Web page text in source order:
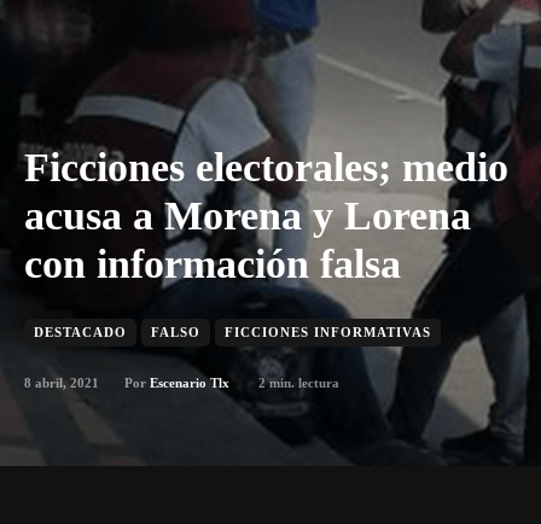
Ficciones electorales; medio
acusa a Morena y Lorena
con información falsa
DESTACADO FALSO FICCIONES INFORMATIVAS
8 abril, 2021 Por Escenario Tlx 2min. lectura